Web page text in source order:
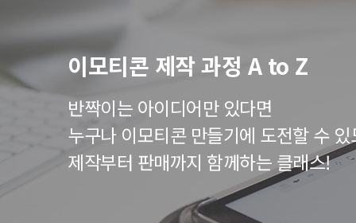
이모티콘 제작 과정 A to Z
반짝이는 아이디어만 있다면
누구나 이모티콘 만들기에 도전할 수 있
제작부터 판매까지 함께하는 클래스!